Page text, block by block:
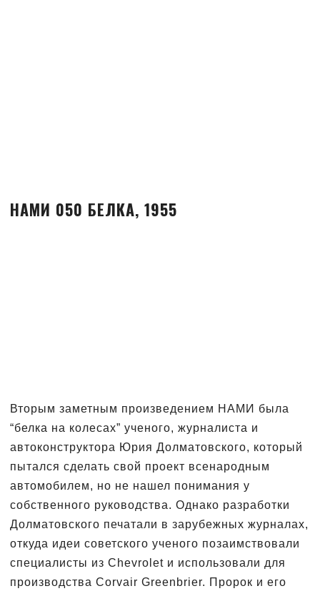
НАМИ 050 БЕЛКА, 1955
Вторым заметным произведением НАМИ была
“белка на колесах” ученого, журналиста и
автоконструктора Юрия Долматовского, который
пытался сделать свой проект всенародным
автомобилем, но не нашел понимания у
собственного руководства. Однако разработки
Долматовского печатали в зарубежных журналах,
откуда идеи советского ученого позаимствовали
специалисты из Chevrolet и использовали для
производства Corvair Greenbrier. Пророк и его